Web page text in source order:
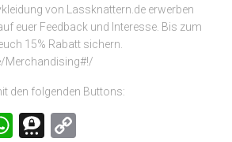
von Lassknattern.de erwerben
euer Feedback und Interesse. Bis zum
15% Rabatt sichern.
Merchandising#!/
den folgenden Buttons:
WhatsApp
Threema